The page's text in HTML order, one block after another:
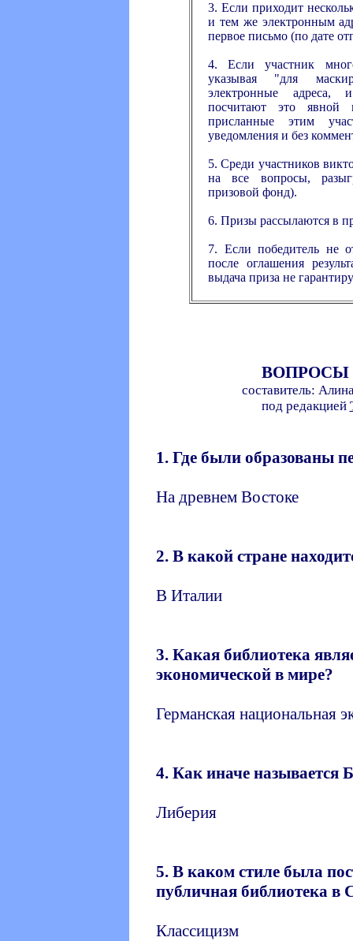
3. Если приходит
и тем же электронным
первое письмо (по дате
4. Если участник
указывая "для
электронные адреса,
посчитают это явной
присланные этим
уведомления и без
5. Среди участников
на все вопросы,
призовой фонд).
6. Призы рассылаются в
7. Если победитель не
после оглашения
выдача приза не
ВОПРОСЫ
составитель:
под редакцией
1. Где были образованы
На древнем Востоке
2. В какой стране
В Италии
3. Какая библиотека
экономической в мире?
Германская национальная
4. Как иначе называется
Либерия
5. В каком стиле была
публичная библиотека в
Классицизм